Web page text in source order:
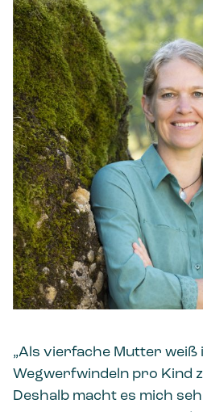
„Als vierfache Mutter weiß
Wegwerfwindeln pro Kind
Deshalb macht es mich